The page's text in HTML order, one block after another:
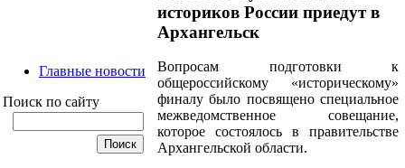
Главные новости
Поиск по сайту
историков России приедут в
Архангельск
Вопросам подготовки к
общероссийскому «историческому»
финалу было посвящено специальное
межведомственное совещание,
которое состоялось в правительстве
Архангельской области.